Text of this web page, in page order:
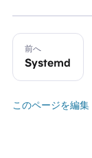
前へ
Systemd
このページを編集